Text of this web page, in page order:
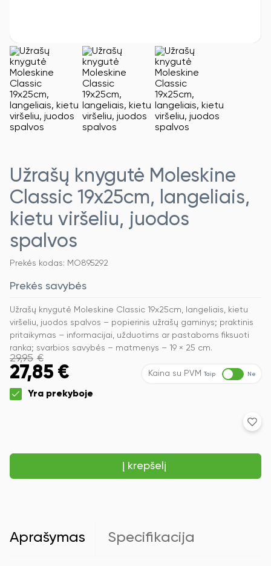
Užrašų knygutė Moleskine
Classic 19x25cm, langeliais,
kietu viršeliu, juodos
spalvos
Prekės kodas: MO895292
Prekės savybės
Užrašų knygutė Moleskine Classic 19x25cm, langeliais, kietu
viršeliu, juodos spalvos – popierinis užrašų gaminys; praktinis
pritaikymas – informacijai, užduotims ar pastaboms fiksuoti
ranka; svarbios savybės – matmenys – 19 × 25 cm.
29,95 €
27,85 € Kaina su PVM Taip Ne
Yra prekyboje
knygutė
Classic
juodos
spalvos
Į krepšelį
Aprašymas Specifikacija